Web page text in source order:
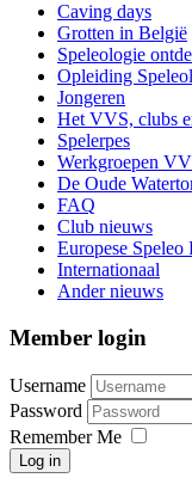
Caving days
Grotten in België
Speleologie
Opleiding
Jongeren
Het VVS, clubs
Spelerpes
Werkgroepen
De Oude
FAQ
Club nieuws
Europese Speleo
Internationaal
Ander nieuws
Member login
Username
Password
Remember Me
Log in